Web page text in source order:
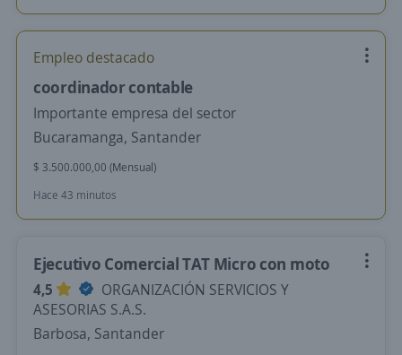
Empleo destacado
coordinador contable
Importante empresa del sector
Bucaramanga, Santander
$ 3.500.000,00 (Mensual)
Hace 43 minutos
Ejecutivo Comercial TAT Micro con moto
4,5
ORGANIZACIÓN SERVICIOS Y
ASESORIAS S.A.S.
Barbosa, Santander